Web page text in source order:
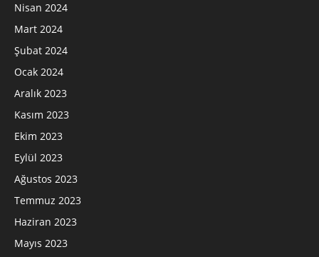
Nisan 2024
Mart 2024
Şubat 2024
Ocak 2024
Aralık 2023
Kasım 2023
Ekim 2023
Eylül 2023
Ağustos 2023
Temmuz 2023
Haziran 2023
Mayıs 2023